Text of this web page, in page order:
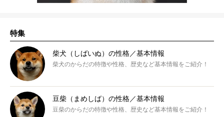
特集
柴犬（しばいぬ）の性格／基本情報
柴犬のからだの特徴や性格、歴史など基本情報をご紹介！
豆柴（まめしば）の性格／基本情報
豆柴のからだの特徴や性格、歴史など基本情報をご紹介！